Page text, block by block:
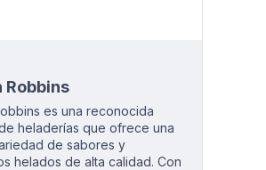
Robbins
es una reconocida
heladerías que ofrece una
de sabores y
helados de alta calidad. Con